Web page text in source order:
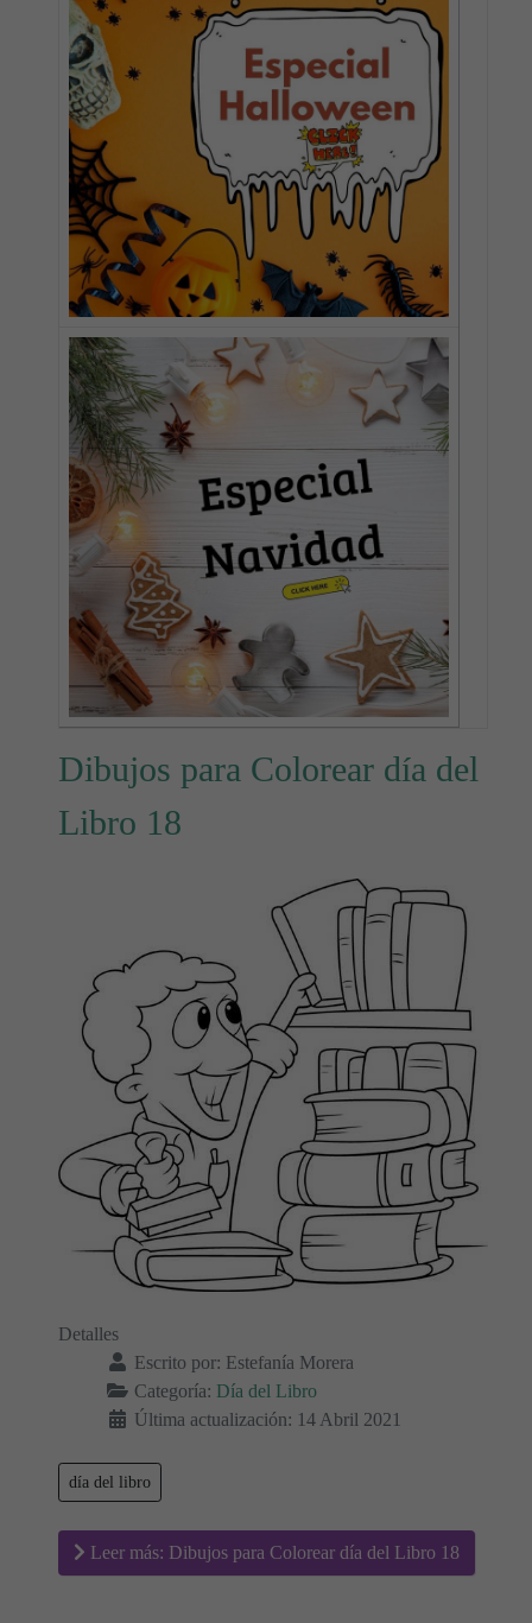
Dibujos para Colorear día del
Libro 18
Detalles
Escrito por: Estefanía Morera
Categoría: Día del Libro
Última actualización: 14 Abril 2021
día del libro
Leer más: Dibujos para Colorear día del Libro 18